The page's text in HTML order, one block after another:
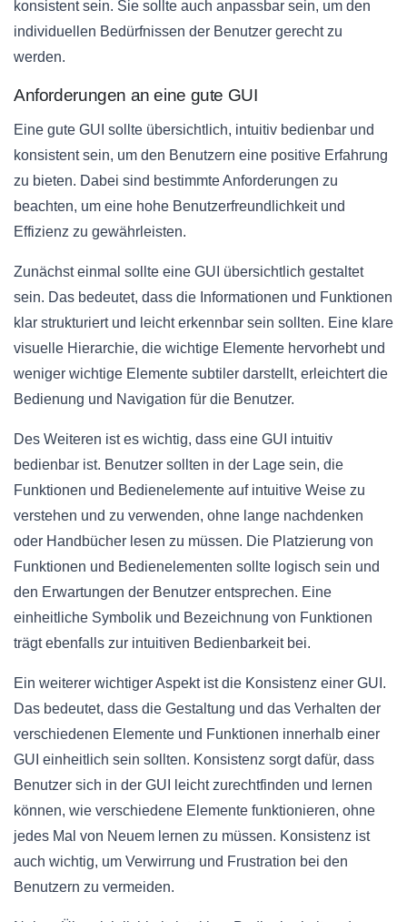
konsistent sein. Sie sollte auch anpassbar sein, um den
individuellen Bedürfnissen der Benutzer gerecht zu
werden.
Anforderungen an eine gute GUI
Eine gute GUI sollte übersichtlich, intuitiv bedienbar und
konsistent sein, um den Benutzern eine positive Erfahrung
zu bieten. Dabei sind bestimmte Anforderungen zu
beachten, um eine hohe Benutzerfreundlichkeit und
Effizienz zu gewährleisten.
Zunächst einmal sollte eine GUI übersichtlich gestaltet
sein. Das bedeutet, dass die Informationen und Funktionen
klar strukturiert und leicht erkennbar sein sollten. Eine klare
visuelle Hierarchie, die wichtige Elemente hervorhebt und
weniger wichtige Elemente subtiler darstellt, erleichtert die
Bedienung und Navigation für die Benutzer.
Des Weiteren ist es wichtig, dass eine GUI intuitiv
bedienbar ist. Benutzer sollten in der Lage sein, die
Funktionen und Bedienelemente auf intuitive Weise zu
verstehen und zu verwenden, ohne lange nachdenken
oder Handbücher lesen zu müssen. Die Platzierung von
Funktionen und Bedienelementen sollte logisch sein und
den Erwartungen der Benutzer entsprechen. Eine
einheitliche Symbolik und Bezeichnung von Funktionen
trägt ebenfalls zur intuitiven Bedienbarkeit bei.
Ein weiterer wichtiger Aspekt ist die Konsistenz einer GUI.
Das bedeutet, dass die Gestaltung und das Verhalten der
verschiedenen Elemente und Funktionen innerhalb einer
GUI einheitlich sein sollten. Konsistenz sorgt dafür, dass
Benutzer sich in der GUI leicht zurechtfinden und lernen
können, wie verschiedene Elemente funktionieren, ohne
jedes Mal von Neuem lernen zu müssen. Konsistenz ist
auch wichtig, um Verwirrung und Frustration bei den
Benutzern zu vermeiden.